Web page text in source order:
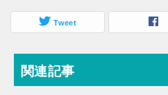
Tweet
関連記事